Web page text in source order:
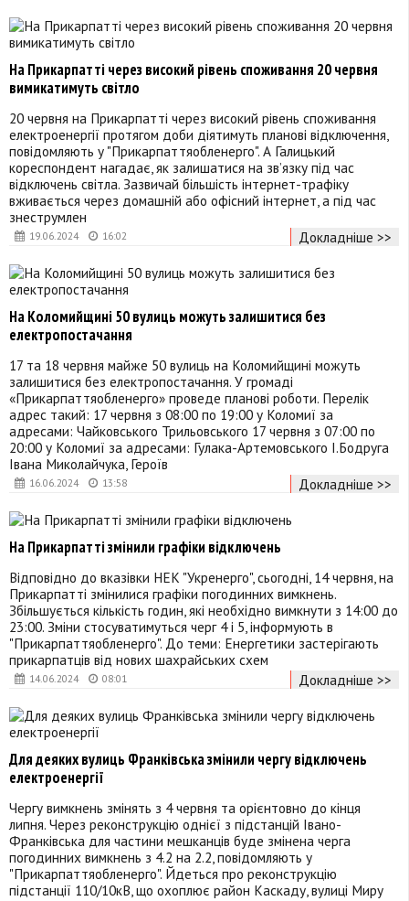
19.06.2024 16:02
На Прикарпатті через високий рівень споживання 20 червня
вимикатимуть світло
20 червня на Прикарпатті через високий рівень споживання
електроенергії протягом доби діятимуть планові відключення,
повідомляють у "Прикарпаттяобленерго". А Галицький
кореспондент нагадає, як залишатися на звʼязку під час
відключень світла. Зазвичай більшість інтернет-трафіку
вживається через домашній або офісний інтернет, а під час
знеструмлен
Докладніше >>
16.06.2024 13:58
На Коломийщині 50 вулиць можуть залишитися без
електропостачання
17 та 18 червня майже 50 вулиць на Коломийщині можуть
залишитися без електропостачання. У громаді
«Прикарпаттяобленерго» проведе планові роботи. Перелік
адрес такий: 17 червня з 08:00 по 19:00 у Коломиї за
адресами: Чайковського Трильовського 17 червня з 07:00 по
20:00 у Коломиї за адресами: Гулака-Артемовського І.Бодруга
Івана Миколайчука, Героїв
Докладніше >>
14.06.2024 08:01
На Прикарпатті змінили графіки відключень
Відповідно до вказівки НЕК "Укренерго", сьогодні, 14 червня, на
Прикарпатті змінилися графіки погодинних вимкнень.
Збільшується кількість годин, які необхідно вимкнути з 14:00 до
23:00. Зміни стосуватимуться черг 4 і 5, інформують в
"Прикарпаттяобленерго". До теми: Енергетики застерігають
прикарпатців від нових шахрайських схем
Докладніше >>
Для деяких вулиць Франківська змінили чергу відключень
електроенергії
Чергу вимкнень змінять з 4 червня та орієнтовно до кінця
липня. Через реконструкцію однієї з підстанцій Івано-
Франківська для частини мешканців буде змінена черга
погодинних вимкнень з 4.2 на 2.2, повідомляють у
"Прикарпаттяобленерго". Йдеться про реконструкцію
підстанції 110/10кВ, що охоплює район Каскаду, вулиці Миру